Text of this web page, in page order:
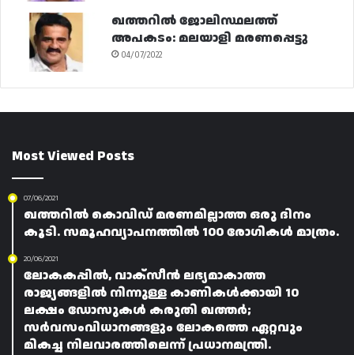
ഖത്തറിൽ ജോലിസ്ഥലത്ത്
അപകടം: മലയാളി മരണപ്പെട്ടു
04/07/2022
Most Viewed Posts
07/06/2021
ഖത്തറിൽ കൊവിഡ് മരണമില്ലാത്ത ഒരു ദിനം
കൂടി. സമൂഹവ്യാപനത്തിൽ 100 രോഗികൾ മാത്രം.
20/06/2021
ലോകകപ്പിൽ, വാക്സീൻ ലഭ്യമാകാത്ത
രാജ്യങ്ങളിൽ നിന്നുള്ള കാണികൾക്കായി 10
ലക്ഷം ഡോസുകൾ കരുതി ഖത്തർ;
സർവസംവിധാനങ്ങളും ലോകത്തെ ഏറ്റവും
മികച്ച നിലവാരത്തിലെന്ന് പ്രധാനമന്ത്രി.